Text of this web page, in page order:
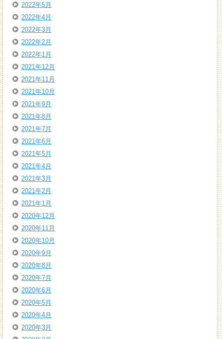
2022年5月
2022年4月
2022年3月
2022年2月
2022年1月
2021年12月
2021年11月
2021年10月
2021年9月
2021年8月
2021年7月
2021年6月
2021年5月
2021年4月
2021年3月
2021年2月
2021年1月
2020年12月
2020年11月
2020年10月
2020年9月
2020年8月
2020年7月
2020年6月
2020年5月
2020年4月
2020年3月